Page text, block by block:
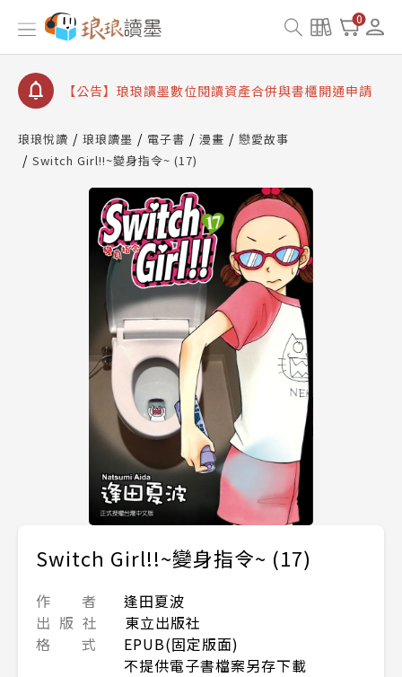
0
【公告】琅琅書店服務升級重要說明及資產合併結果
查詢
【公告】因 Readmoo 讀墨系統維護中，本站同步暫
【公告】琅琅讀墨數位閱讀資產合併與書櫃開通申請
【公告】琅琅讀墨 3 分鐘完成書櫃開通與資產合併申
請圖文教學
【公告】琅琅書店服務升級重要說明及資產合併結果
【公告】因 Readmoo 讀墨系統維護中，本站同步暫
停部分閱讀服務
琅琅悅讀 琅琅讀墨 電子書 漫畫
戀愛故事
Switch Girl!!~變身指令~ (17)
Switch Girl!!~變身指令~ (17)
作 者
逢田夏波
出 版 社
東立出版社
格 式
EPUB(固定版面)
不提供電子書檔案另存下載